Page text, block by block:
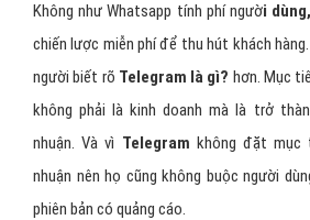
Không như Whatsapp tính phí người
chiến lược miễn phí để thu hút khách
người biết rõ Telegram là gì? hơn. Mục
không phải là kinh doanh mà là trở
nhuận. Và vì Telegram không đặt mục
nhuận nên họ cũng không buộc người
phiên bản có quảng cáo.